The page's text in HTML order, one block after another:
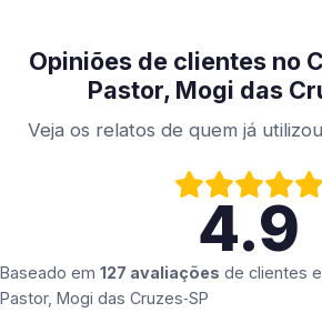
Opiniões de clientes no
Pastor, Mogi das
Veja os relatos de quem já
4.9
Baseado em 127 avaliações de clientes
Pastor, Mogi das Cruzes‑SP